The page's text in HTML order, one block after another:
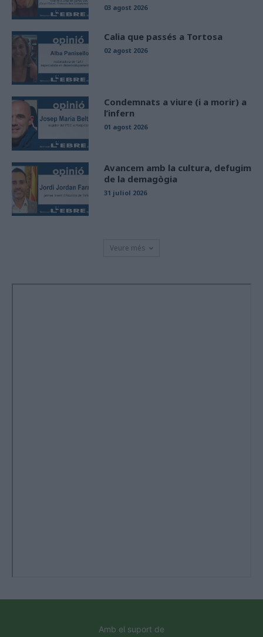
03 agost 2026
Calia que passés a Tortosa
02 agost 2026
Condemnats a viure (i a morir) a
l’infern
01 agost 2026
Avancem amb la cultura, defugim
de la demagògia
31 juliol 2026
Veure més
Amb el suport de